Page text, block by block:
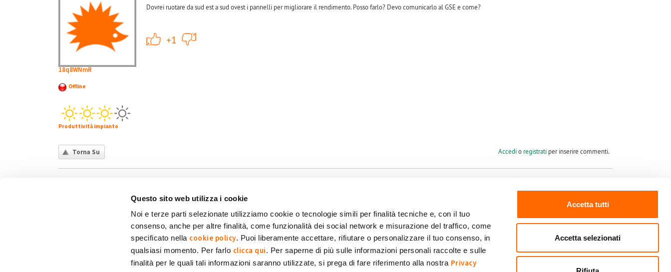
Questo sito web utilizza i cookie
Noi e terze parti selezionate utilizziamo cookie o tecnologie simili per finalità tecniche e, con il tuo
consenso, anche per altre finalità, come funzionalità dei social network e misurazione del traffico, come
specificato nella cookie policy. Puoi liberamente accettare, rifiutare o personalizzare il tuo consenso, in
qualsiasi momento. Per farlo clicca qui. Per saperne di più sulle informazioni personali raccolte e sulle
finalità per le quali tali informazioni saranno utilizzate, si prega di fare riferimento alla nostra Privacy
Accetta tutti
Accetta selezionati
18q8WNmR
Offline
Produttività impianto
Dovrei ruotare da sud est a sud ovest i pannelli per migliorare il rendimento. Posso farlo? Devo comunicarlo al GSE e come?
+1
+1
Torna Su Accedio registratiper inserire commenti.
Contatti Privacy policy Cookie Dichiarazione di accessibilità POR FESR 2014-2020
My Solar Family è un marchio di Eni Plenitude SpA Società Benefit POWERED BY: